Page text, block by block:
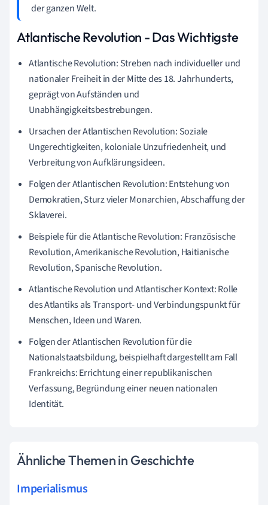
der ganzen Welt.
Atlantische Revolution - Das Wichtigste
Atlantische Revolution: Streben nach individueller und
nationaler Freiheit in der Mitte des 18. Jahrhunderts,
geprägt von Aufständen und
Unabhängigkeitsbestrebungen.
Ursachen der Atlantischen Revolution: Soziale
Ungerechtigkeiten, koloniale Unzufriedenheit, und
Verbreitung von Aufklärungsideen.
Folgen der Atlantischen Revolution: Entstehung von
Demokratien, Sturz vieler Monarchien, Abschaffung der
Sklaverei.
Beispiele für die Atlantische Revolution: Französische
Revolution, Amerikanische Revolution, Haitianische
Revolution, Spanische Revolution.
Atlantische Revolution und Atlantischer Kontext: Rolle
des Atlantiks als Transport- und Verbindungspunkt für
Menschen, Ideen und Waren.
Folgen der Atlantischen Revolution für die
Nationalstaatsbildung, beispielhaft dargestellt am Fall
Frankreichs: Errichtung einer republikanischen
Verfassung, Begründung einer neuen nationalen
Identität.
Ähnliche Themen in Geschichte
Imperialismus